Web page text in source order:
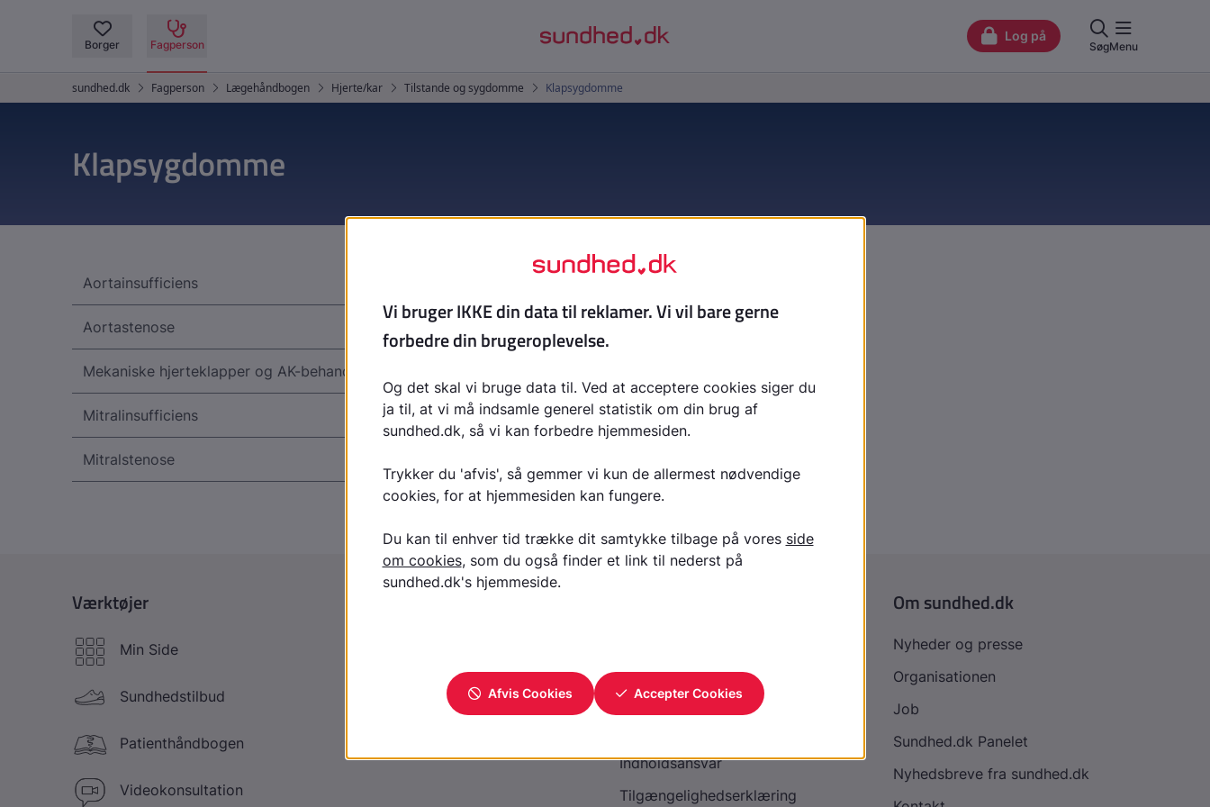
Klapsygdomme
Aortainsufficiens
Aortastenose
Mekaniske hjerteklapper og AK-behandling
Mitralinsufficiens
Mitralstenose